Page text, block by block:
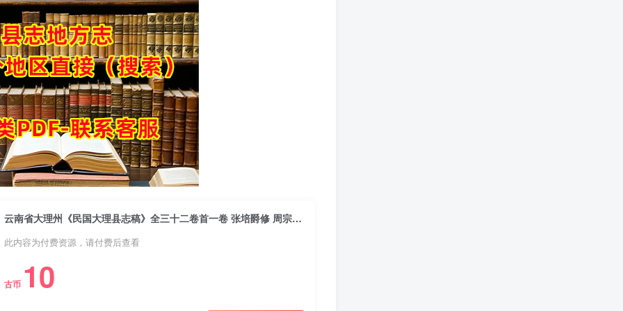
云南省大理州《民国大理县志稿》全三十二卷首一卷 张培爵修 周宗麟纂PDF电子版地方志下载
此内容为付费资源，请付费后查看
古币 10